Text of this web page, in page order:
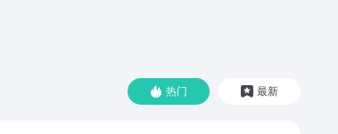
热门 最新